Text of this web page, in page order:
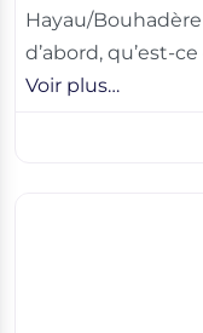
Hayau/
d’abord, qu’est-
Voir plus…